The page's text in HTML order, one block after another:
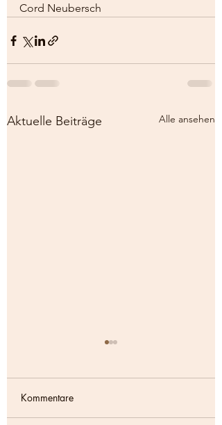
Cord Neubersch
Aktuelle Beiträge Alle ansehen
Ich freue mich sehr, dass
Kommentare